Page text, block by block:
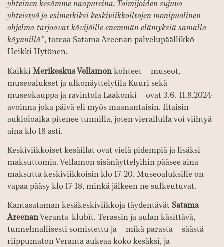
yhteinen kesämme naapureina. Toimijoiden sujuva
yhteistyö ja esimerkiksi keskiviikkoiltojen monipuolinen
ohjelma tarjoavat kävijöille enemmän elämyksiä samalla
käynnillä”, toteaa Satama Areenan palvelupäällikkö
Heikki Hytönen.
Kaikki Merikeskus Vellamonkohteet – museot,
museoalukset ja ulkonäyttelytila Kuuri sekä
museokauppa ja ravintola Laakonki – ovat 3.6.-11.8.2024
avoinna joka päivä eli myös maanantaisin. Iltaisin
aukioloaika pitenee tunnilla, joten vierailulla voi viihtyä
aina klo 18 asti.
Keskiviikkoiset kesäillat ovat vielä pidempiä ja lisäksi
maksuttomia. Vellamon sisänäyttelyihin pääsee aina
maksutta keskiviikkoisin klo 17-20. Museoaluksille on
vapaa pääsy klo 17-18, minkä jälkeen ne sulkeutuvat.
Kantasataman kesäkeskiviikkoja täydentävät Satama
AreenanVeranta-klubit. Terassin ja aulan käsittävä,
tunnelmallisesti somistettu ja – mikä parasta – säästä
riippumaton Veranta aukeaa koko kesäksi, ja